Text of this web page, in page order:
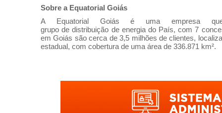
Sobre a Equatorial Goiás
A Equatorial Goiás é uma empresa
grupode distribuição de energia doPaís, com 7
em Goiás são cerca de3,5 milhões declientes,
estadual, com coberturade uma áreade 336.871 km².